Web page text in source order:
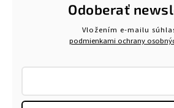
Odoberať
Vložením e-mailu
podmienkami ochrany